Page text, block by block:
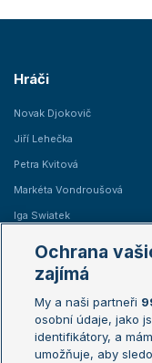
Hráči
Novak Djokovič
Jiří Lehečka
Petra Kvitová
Markéta Vondroušová
Iga Swiatek
Žebříčky
Žebříček ATP (muži)
Žebříček WTA (ženy)
Sázkařský žebříček
Ochrana
zajímá
My a naši partneři
osobní údaje, jako
identifikátory, a
umožňuje, aby